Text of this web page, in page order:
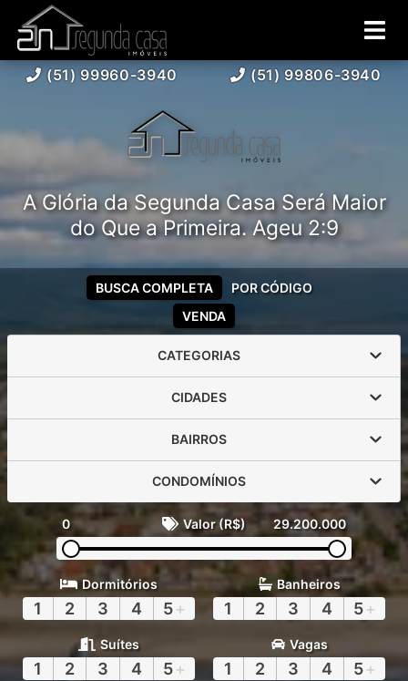
(51) 99960-3940 (51) 99806-3940
A Glória da Segunda Casa Será Maior
do Que a Primeira. Ageu 2:9
VENDA
BUSCA COMPLETA POR CÓDIGO
CATEGORIAS
CIDADES
BAIRROS
CONDOMÍNIOS
0 Valor (R$) 29.200.000
Dormitórios
1 2 3 4 5+
Banheiros
1 2 3 4 5+
Suítes
1 2 3 4 5+
Vagas
1 2 3 4 5+